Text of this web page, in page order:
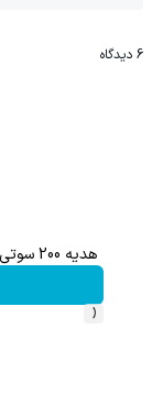
6 دیدگاه
هدیه 200 سوتی با اولین خرید از گرمی،همین حالا ثبت نام کن
‹